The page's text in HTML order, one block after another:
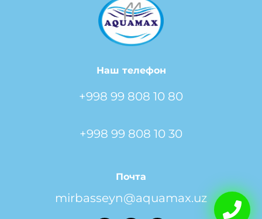
Наш телефон
+998 99 808 10 80
+998 99 808 10 30
Почта
mirbasseyn@aquamax.uz